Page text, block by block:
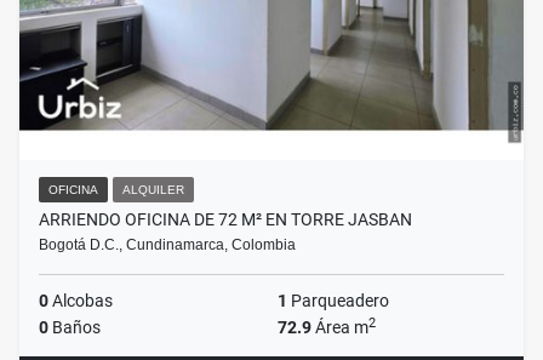
OFICINA ALQUILER
ARRIENDO OFICINA DE 72 M² EN TORRE JASBAN
Bogotá D.C., Cundinamarca, Colombia
0Alcobas 1 Parqueadero
0 Baños 72.9Área m2